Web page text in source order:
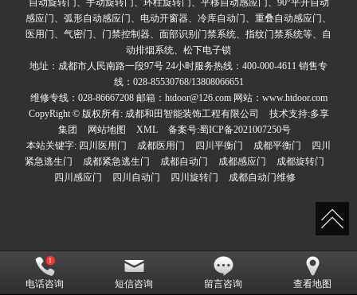
感应门、弧形自动感应门、电动开窗器、冷库自动门、重叠自动感应门、
医用门、气密门、门禁控制器、面部识别门禁系统、指纹门禁系统等、自
动排烟系统、松下电子锁
地址：成都市人民南路一段97号 24小时服务热线：400-000-4611 销售专
线：028-85530768/13808066651
维修专线：028-86667208 邮箱：htdoor@126.com 网站：www.htdoor.com
CopyRight © 版权所有: 成都和田智能装饰工程有限公司 技术支持:多享
集团
网站地图 XML 备案号:蜀ICP备2021007250号
本站关键字: 四川医用门 成都医用门 四川平衡门 成都平衡门
四川
紧急逃生门
成都紧急逃生门 成都自动门 成都感应门
成都旋转门
四川感应门
四川自动门 四川旋转门 成都自动门维修
电话咨询 短信咨询 留言咨询 查看地图